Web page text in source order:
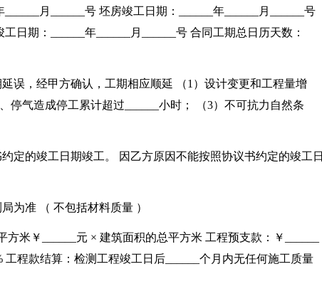
月______号 坯房竣工日期：______年______月______号
日期：______年______月______号 合同工期总日历天数：
误，经甲方确认，工期相应顺延 （1）设计变更和工程量增
停气造成停工累计超过______小时； （3）不可抗力自然条
定的竣工日期竣工。 因乙方原因不能按照协议书约定的竣工日
为准 （ 不包括材料质量 ）
米￥______元 × 建筑面积的总平方米 工程预支款：￥______
工程款结算：检测工程竣工日后______个月内无任何施工质量